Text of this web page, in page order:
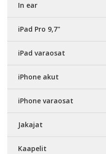
In ear
iPad Pro 9,7"
iPad varaosat
iPhone akut
iPhone varaosat
Jakajat
Kaapelit